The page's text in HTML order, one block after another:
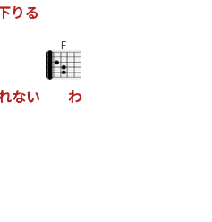
りる
ない
F
わ